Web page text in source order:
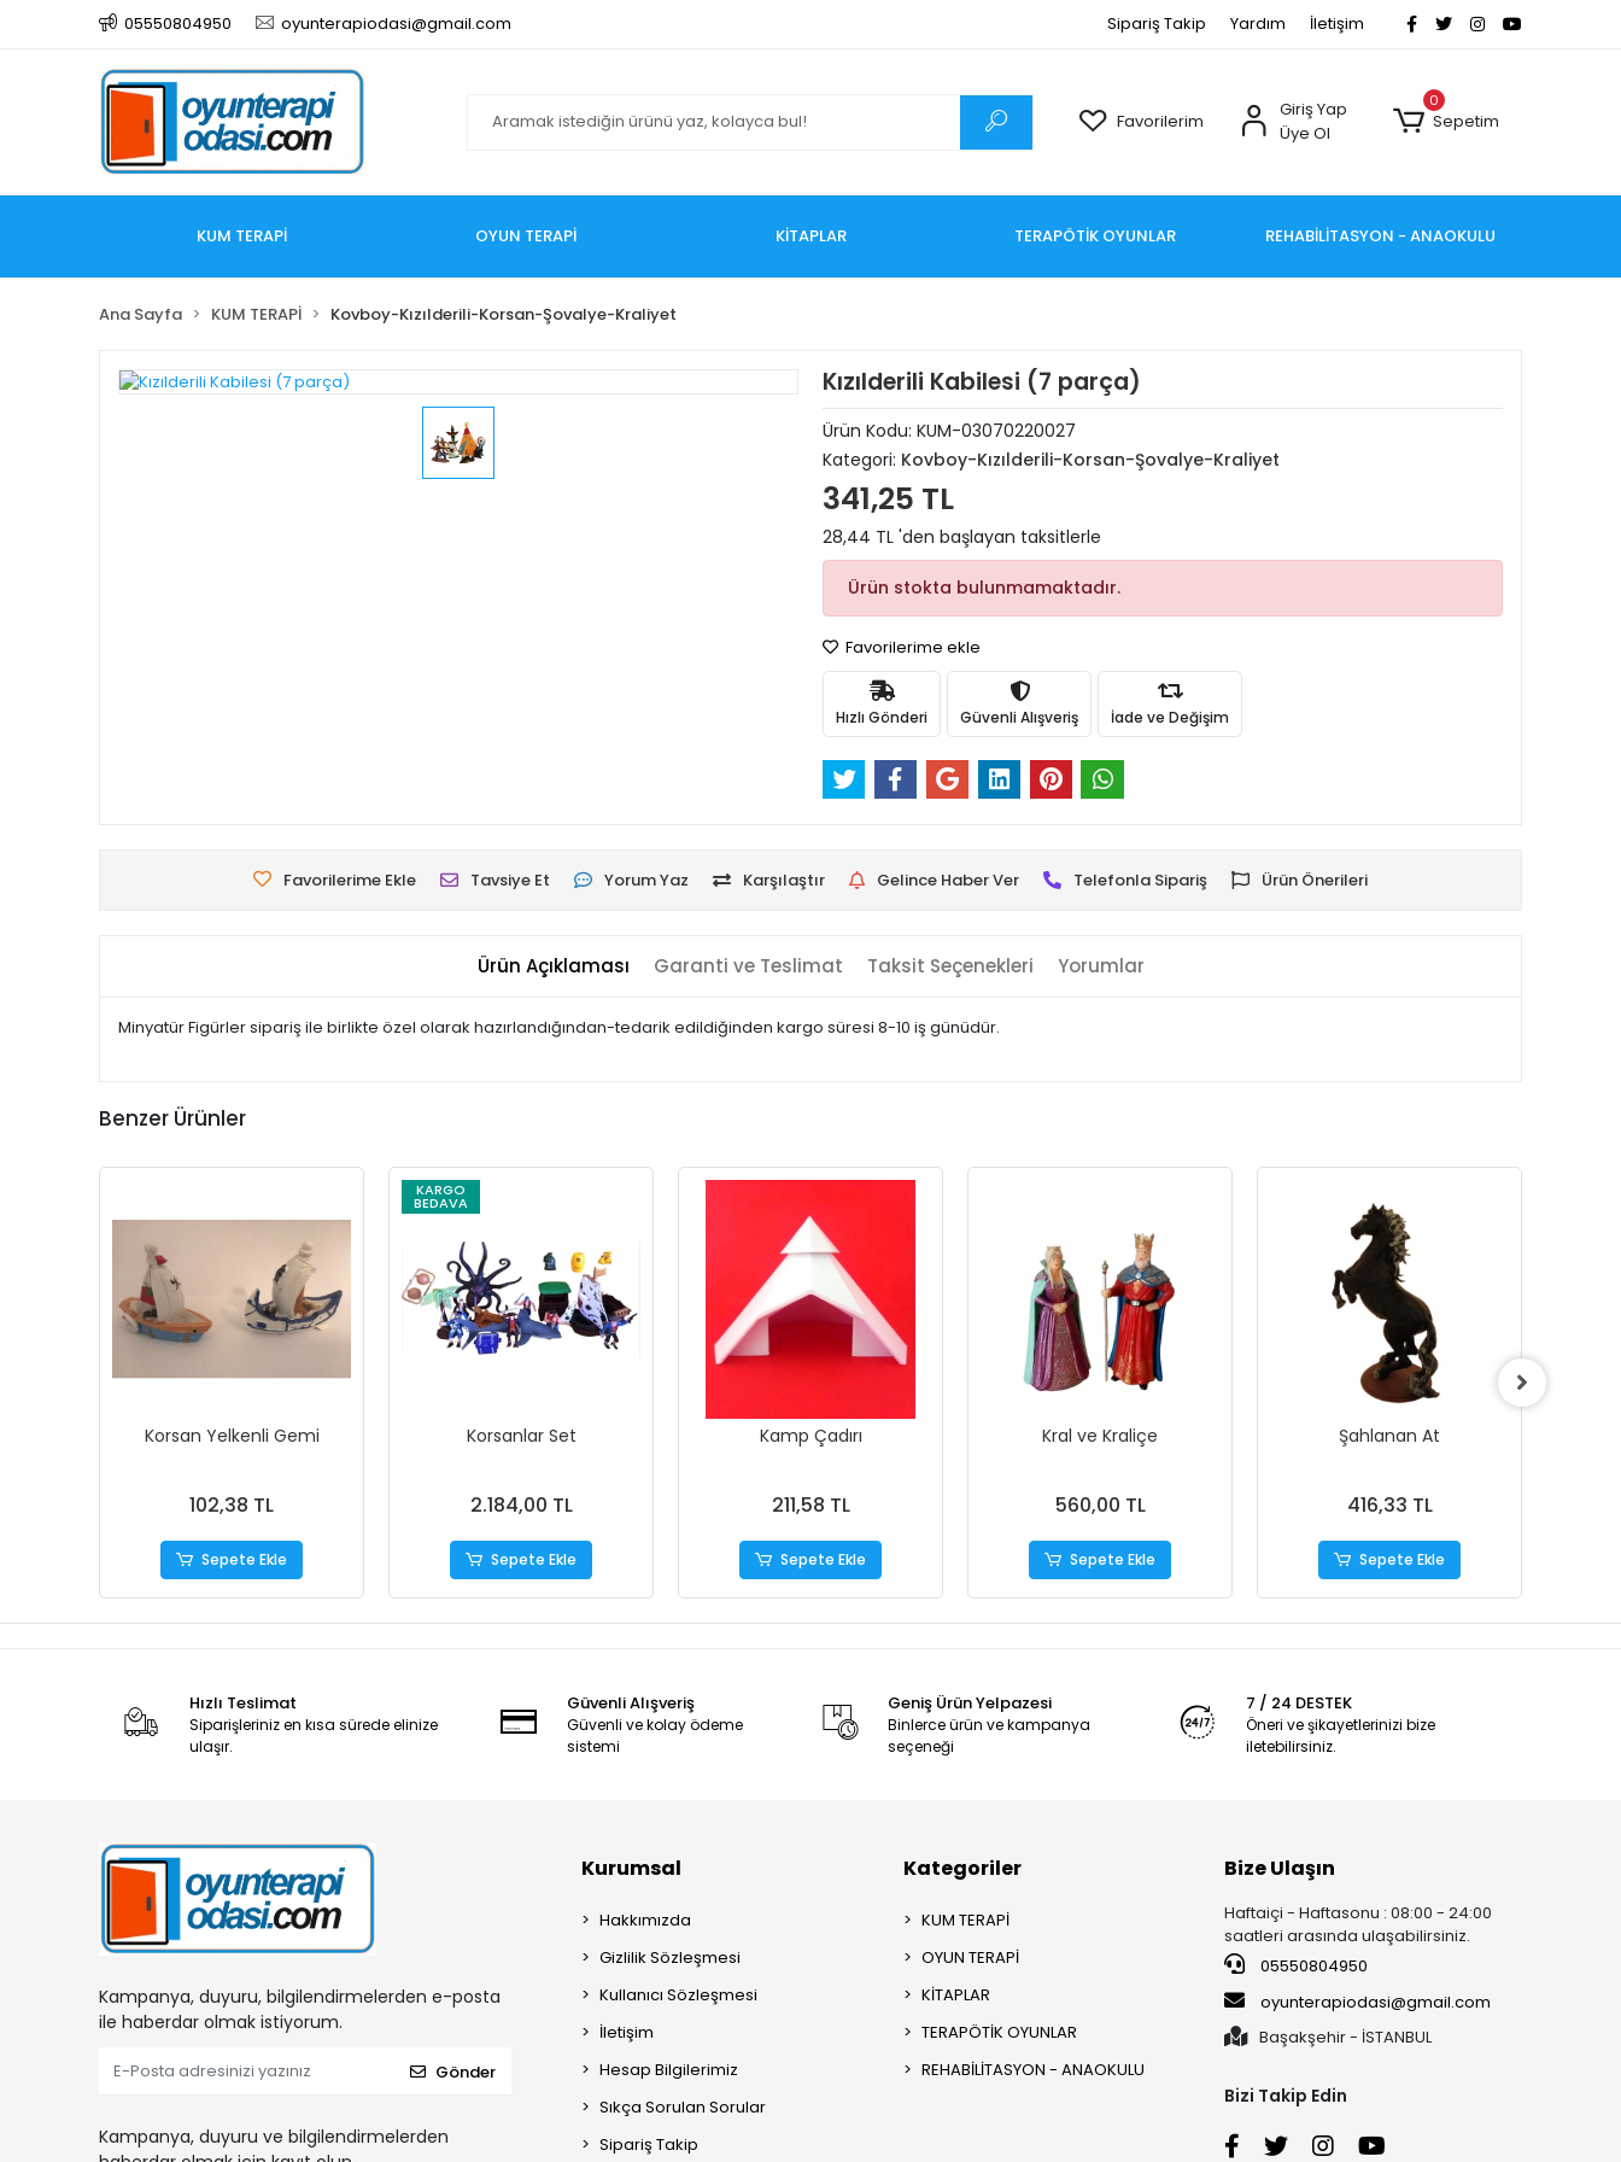
05550804950 oyunterapiodasi@gmail.com Sipariş Takip Yardım İletişim
Favorilerim
Giriş Yap
Üye Ol
0
Sepetim
KUM TERAPİ OYUN TERAPİ KİTAPLAR TERAPÖTİK OYUNLAR REHABİLİTASYON - ANAOKULU
Ana Sayfa KUM TERAPİ Kovboy-Kızılderili-Korsan-Şovalye-Kraliyet
Kızılderili Kabilesi (7 parça)
Ürün Kodu: KUM-03070220027
Kategori: Kovboy-Kızılderili-Korsan-Şovalye-Kraliyet
341,25 TL
28,44 TL 'den başlayan taksitlerle
Ürün stokta bulunmamaktadır.
Favorilerime ekle
Hızlı Gönderi Güvenli Alışveriş İade ve Değişim
Favorilerime Ekle Tavsiye Et Yorum Yaz Karşılaştır Gelince Haber Ver Telefonla Sipariş Ürün Önerileri
Ürün Açıklaması Garanti ve Teslimat Taksit Seçenekleri Yorumlar
Minyatür Figürler sipariş ile birlikte özel olarak hazırlandığından-tedarik edildiğinden kargo süresi 8-10 iş günüdür.
Benzer Ürünler
Korsan Yelkenli Gemi
102,38 TL
Sepete Ekle
KARGO
BEDAVA
Korsanlar Set
2.184,00 TL
Sepete Ekle
Kamp Çadırı
211,58 TL
Sepete Ekle
Kral ve Kraliçe
560,00 TL
Sepete Ekle
Şahlanan At
416,33 TL
Sepete Ekle
Hızlı Teslimat
Siparişleriniz en kısa sürede elinize
ulaşır.
Güvenli Alışveriş
Güvenli ve kolay ödeme
sistemi
Geniş Ürün Yelpazesi
Binlerce ürün ve kampanya
seçeneği
7 / 24 DESTEK
Öneri ve şikayetlerinizi bize
iletebilirsiniz.
Kampanya, duyuru, bilgilendirmelerden e-posta
ile haberdar olmak istiyorum.
Gönder
Kampanya, duyuru ve bilgilendirmelerden
Kurumsal
Hakkımızda
Gizlilik Sözleşmesi
Kullanıcı Sözleşmesi
İletişim
Hesap Bilgilerimiz
Sıkça Sorulan Sorular
Sipariş Takip
Kategoriler
KUM TERAPİ
OYUN TERAPİ
KİTAPLAR
TERAPÖTİK OYUNLAR
REHABİLİTASYON - ANAOKULU
Bize Ulaşın
Haftaiçi - Haftasonu : 08:00 - 24:00
saatleri arasında ulaşabilirsiniz.
05550804950
oyunterapiodasi@gmail.com
Başakşehir - İSTANBUL
Bizi Takip Edin